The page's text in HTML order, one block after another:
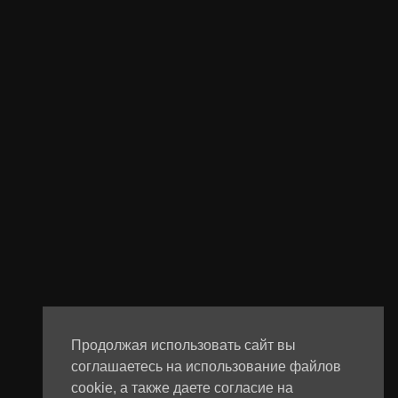
Продолжая использовать сайт вы
соглашаетесь на использование файлов
cookie, а также даете согласие на